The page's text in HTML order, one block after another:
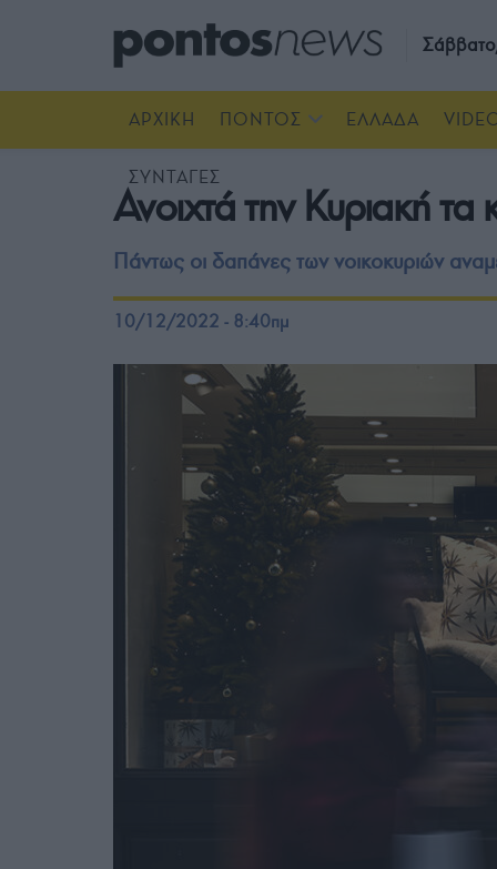
ΑΡΧΙΚΗ ΠΟΝΤΟΣ ΕΛΛΑΔΑ
ΣΥΝΤΑΓΕΣ
Ανοιχτά την Κυριακή
Πάντως οι δαπάνες των νοικοκυριών
10/12/2022 - 8:40πμ